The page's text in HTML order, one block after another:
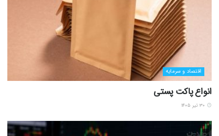
اقتصاد و سرمایه
انواع پاکت پستی